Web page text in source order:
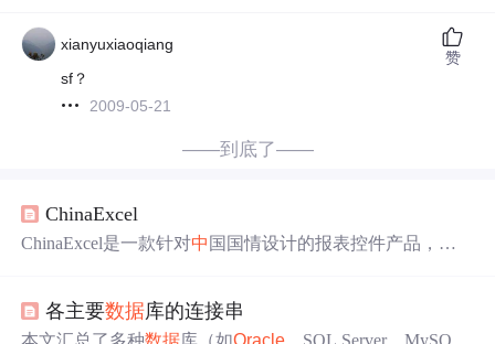
xianyuxiaoqiang
sf？
2009-05-21
赞
——到底了——
ChinaExcel
ChinaExcel是一款针对中 国国情设计的报表控件产品，包
支持从各种数据库取数并直接使用SQL语句，具备自定义
函数、 数据库函数和界面操作方法，支持多种复杂报表的
各主要数据库的连接串
本文汇总了多种数据库（如Oracle 、SQL Server、MySQL